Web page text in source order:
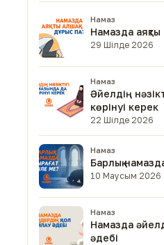
Намаз
Намазда аяқты
29 Шілде 2026
Намаз
Әйелдің
көрінуі керек
22 Шілде 2026
Намаз
Барлық
10 Маусым 2026
Намаз
Намазда
әдебі